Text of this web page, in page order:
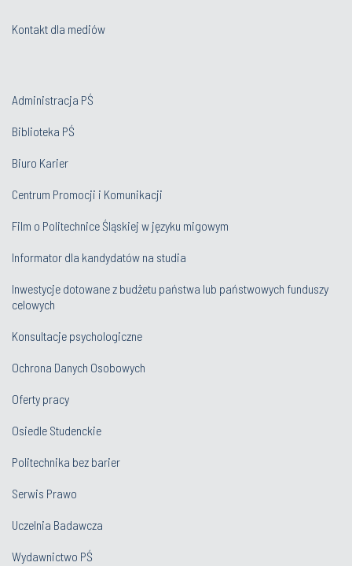
Kontakt dla mediów
Administracja PŚ
Biblioteka PŚ
Biuro Karier
Centrum Promocji i Komunikacji
Film o Politechnice Śląskiej w języku migowym
Informator dla kandydatów na studia
Inwestycje dotowane z budżetu państwa lub państwowych funduszy
celowych
Konsultacje psychologiczne
Ochrona Danych Osobowych
Oferty pracy
Osiedle Studenckie
Politechnika bez barier
Serwis Prawo
Uczelnia Badawcza
Wydawnictwo PŚ